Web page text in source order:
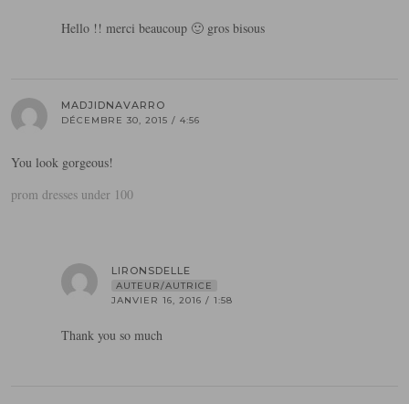
Hello !! merci beaucoup 🙂 gros bisous
MADJIDNAVARRO
DÉCEMBRE 30, 2015 / 4:56
You look gorgeous!
prom dresses under 100
LIRONSDELLE
AUTEUR/AUTRICE
JANVIER 16, 2016 / 1:58
Thank you so much